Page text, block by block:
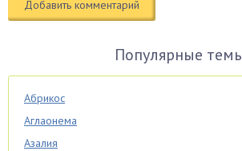
Популярные
Абрикос
Аглаонема
Азалия